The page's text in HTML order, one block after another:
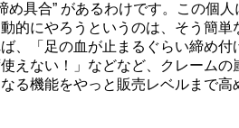
め具合” があるわけです。この個人
的にやろうというのは、そう簡単
、「足の血が止まるぐらい締め付
えない！」などなど、クレームの
る機能をやっと販売レベルまで高